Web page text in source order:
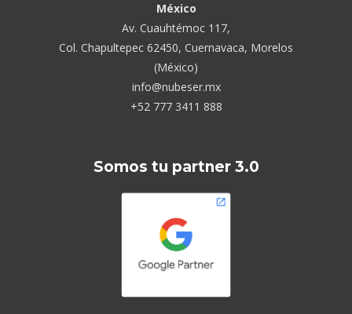
México
Av. Cuauhtémoc 117,
Col. Chapultepec 62450, Cuernavaca, Morelos
(México)
info@nubeser.mx
+52 777 3411 888
Somos tu partner 3.0